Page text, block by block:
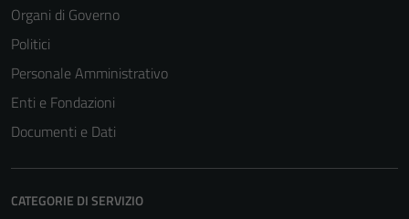
Organi di Governo
Politici
Personale Amministrativo
Enti e Fondazioni
Documenti e Dati
CATEGORIE DI SERVIZIO